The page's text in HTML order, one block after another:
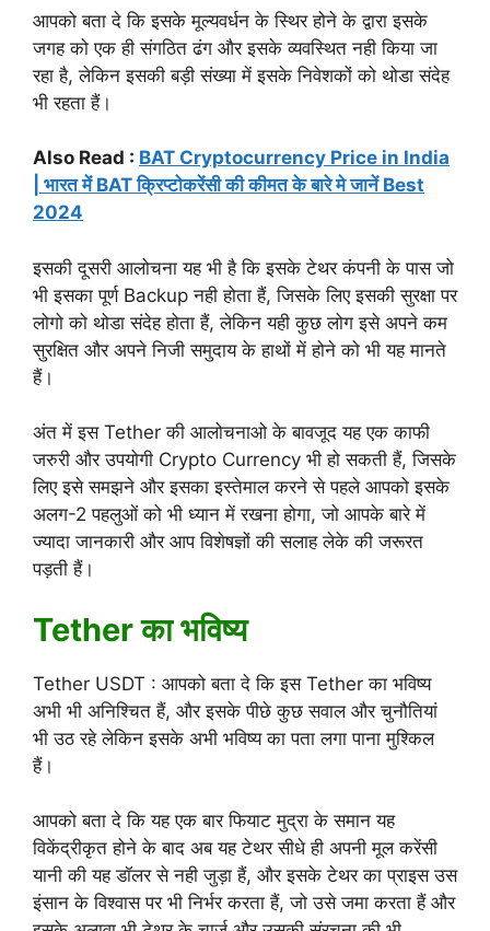
आपको बता दे कि इसके मूल्यवर्धन के स्थिर होने के द्वारा इसके
जगह को एक ही संगठित ढंग और इसके व्यवस्थित नही किया जा
रहा है, लेकिन इसकी बड़ी संख्या में इसके निवेशकों को थोडा संदेह
भी रहता हैं।
Also Read : BAT Cryptocurrency Price in India
| भारत में BAT क्रिप्टोकरेंसी की कीमत के बारे मे जानें Best
2024
इसकी दूसरी आलोचना यह भी है कि इसके टेथर कंपनी के पास जो
भी इसका पूर्ण Backup नही होता हैं, जिसके लिए इसकी सुरक्षा पर
लोगो को थोडा संदेह होता हैं, लेकिन यही कुछ लोग इसे अपने कम
सुरक्षित और अपने निजी समुदाय के हाथों में होने को भी यह मानते
हैं।
अंत में इस Tether की आलोचनाओ के बावजूद यह एक काफी
जरुरी और उपयोगी Crypto Currency भी हो सकती हैं, जिसके
लिए इसे समझने और इसका इस्तेमाल करने से पहले आपको इसके
अलग-2 पहलुओं को भी ध्यान में रखना होगा, जो आपके बारे में
ज्यादा जानकारी और आप विशेषज्ञों की सलाह लेके की जरूरत
पड़ती हैं।
Tether का भविष्य
Tether USDT : आपको बता दे कि इस Tether का भविष्य
अभी भी अनिश्चित हैं, और इसके पीछे कुछ सवाल और चुनौतियां
भी उठ रहे लेकिन इसके अभी भविष्य का पता लगा पाना मुश्किल
हैं।
आपको बता दे कि यह एक बार फियाट मुद्रा के समान यह
विकेंद्रीकृत होने के बाद अब यह टेथर सीधे ही अपनी मूल करेंसी
यानी की यह डॉलर से नही जुड़ा हैं, और इसके टेथर का प्राइस उस
इंसान के विश्वास पर भी निर्भर करता हैं, जो उसे जमा करता हैं और